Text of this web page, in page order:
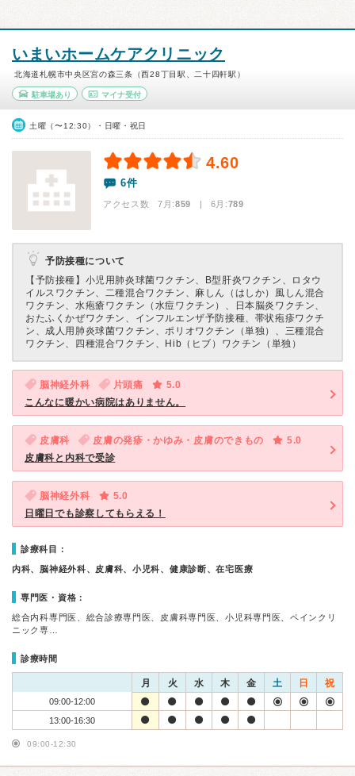
いまいホームケアクリニック
北海道札幌市中央区宮の森三条（西28丁目駅、二十四軒駅）
駐車場あり マイナ受付
土曜（〜12:30）・日曜・祝日
4.60
6件
アクセス数 7月:859 | 6月:789
予防接種について
【予防接種】 小児用肺炎球菌ワクチン、B型肝炎ワクチン、ロタウ
イルスワクチン、二種混合ワクチン、麻しん（はしか）風しん混合
ワクチン、水疱瘡ワクチン（水痘ワクチン）、日本脳炎ワクチン、
おたふくかぜワクチン、インフルエンザ予防接種、帯状疱疹ワクチ
ン、成人用肺炎球菌ワクチン、ポリオワクチン（単独）、三種混合
ワクチン、四種混合ワクチン、Hib（ヒブ）ワクチン（単独）
脳神経外科 片頭痛
5.0
こんなに暖かい病院はありません。
皮膚科 皮膚の発疹・かゆみ・皮膚のできもの
5.0
皮膚科と内科で受診
脳神経外科
5.0
日曜日でも診察してもらえる！
診療科目：
内科、脳神経外科、皮膚科、小児科、健康診断、在宅医療
専門医・資格：
総合内科専門医、総合診療専門医、皮膚科専門医、小児科専門医、ペインクリ
ニック専…
診療時間
月 火 水 木 金 土 日 祝
09:00-12:00
13:00-16:30
09:00-12:30